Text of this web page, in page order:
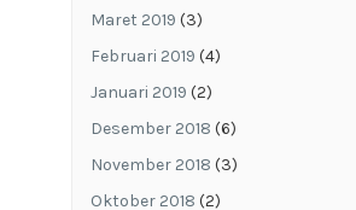
Maret 2019 (3)
Februari 2019 (4)
Januari 2019 (2)
Desember 2018 (6)
November 2018 (3)
Oktober 2018 (2)